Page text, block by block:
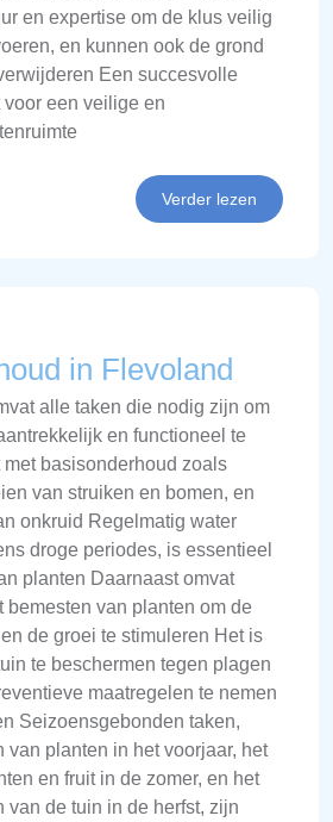
en expertise om de klus veilig
en kunnen ook de grond
Een succesvolle
een veilige en
Verder lezen
in Flevoland
alle taken die nodig zijn om
en functioneel te
basisonderhoud zoals
van struiken en bomen, en
onkruid Regelmatig water
droge periodes, is essentieel
planten Daarnaast omvat
bemesten van planten om de
de groei te stimuleren Het is
te beschermen tegen plagen
maatregelen te nemen
Seizoensgebonden taken,
van planten in het voorjaar, het
en fruit in de zomer, en het
van de tuin in de herfst, zijn